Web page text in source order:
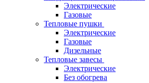
Электрические
Газовые
Тепловые пушки
Электрические
Газовые
Дизельные
Тепловые завесы
Электрические
Без обогрева